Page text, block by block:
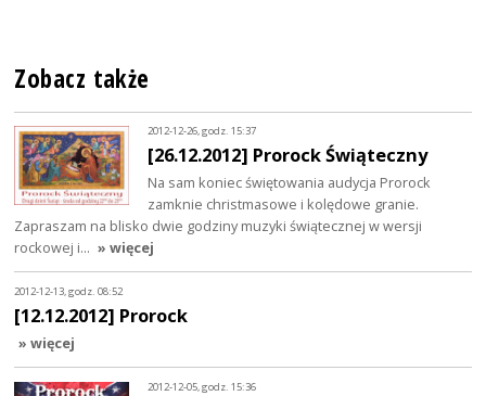
Zobacz także
2012-12-26, godz. 15:37
[26.12.2012] Prorock Świąteczny
Na sam koniec świętowania audycja Prorock
zamknie christmasowe i kolędowe granie.
Zapraszam na blisko dwie godziny muzyki świątecznej w wersji
rockowej i… » więcej
2012-12-13, godz. 08:52
[12.12.2012] Prorock
» więcej
2012-12-05, godz. 15:36